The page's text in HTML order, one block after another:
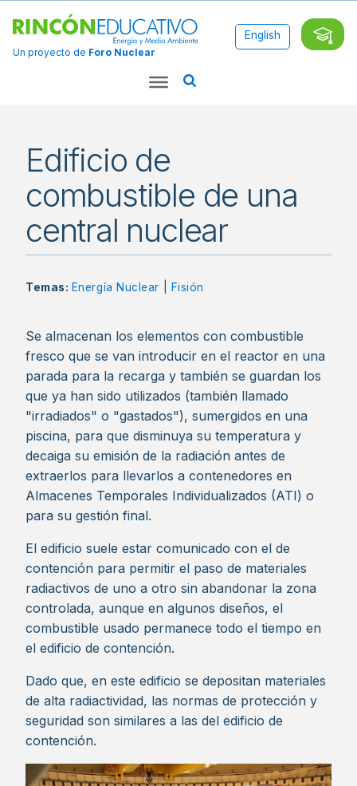
Un proyecto de Foro Nuclear
English
Edificio de
combustible de una
central nuclear
Temas: Energía Nuclear Fisión
Se almacenan los elementos con combustible
fresco que se van introducir en el reactor en una
parada para la recarga y también se guardan los
que ya han sido utilizados (también llamado
"irradiados" o "gastados"), sumergidos en una
piscina, para que disminuya su temperatura y
decaiga su emisión de la radiación antes de
extraerlos para llevarlos a contenedores en
Almacenes Temporales Individualizados (ATI) o
para su gestión final.
El edificio suele estar comunicado con el de
contención para permitir el paso de materiales
radiactivos de uno a otro sin abandonar la zona
controlada, aunque en algunos diseños, el
combustible usado permanece todo el tiempo en
el edificio de contención.
Dado que, en este edificio se depositan materiales
de alta radiactividad, las normas de protección y
seguridad son similares a las del edificio de
contención.